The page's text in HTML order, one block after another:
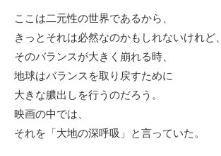
ここは二元性の世界であるから、
きっとそれは必然なのかもしれないけれど、
そのバランスが大きく崩れる時、
地球はバランスを取り戻すために
大きな膿出しを行うのだろう。
映画の中では、
それを「大地の深呼吸」と言っていた。